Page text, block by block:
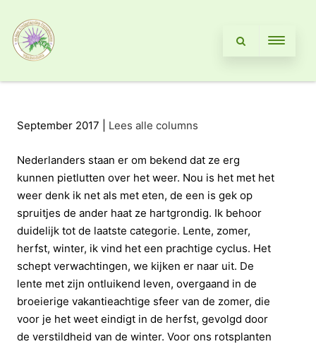
September 2017 | Lees alle columns
Nederlanders staan er om bekend dat ze erg
kunnen pietlutten over het weer. Nou is het met het
weer denk ik net als met eten, de een is gek op
spruitjes de ander haat ze hartgrondig. Ik behoor
duidelijk tot de laatste categorie. Lente, zomer,
herfst, winter, ik vind het een prachtige cyclus. Het
schept verwachtingen, we kijken er naar uit. De
lente met zijn ontluikend leven, overgaand in de
broeierige vakantieachtige sfeer van de zomer, die
voor je het weet eindigt in de herfst, gevolgd door
de verstildheid van de winter. Voor ons rotsplanten